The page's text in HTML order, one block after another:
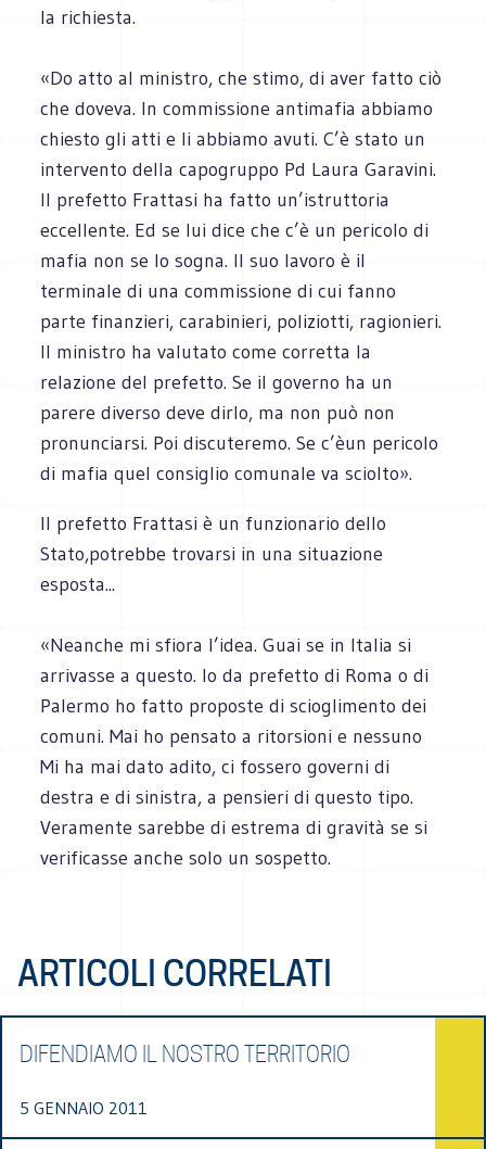
la richiesta.
«Do atto al ministro, che stimo, di aver fatto ciò
che doveva. In commissione antimafia abbiamo
chiesto gli atti e li abbiamo avuti. C’è stato un
intervento della capogruppo Pd Laura Garavini.
Il prefetto Frattasi ha fatto un’istruttoria
eccellente. Ed se lui dice che c’è un pericolo di
mafia non se lo sogna. Il suo lavoro è il
terminale di una commissione di cui fanno
parte finanzieri, carabinieri, poliziotti, ragionieri.
Il ministro ha valutato come corretta la
relazione del prefetto. Se il governo ha un
parere diverso deve dirlo, ma non può non
pronunciarsi. Poi discuteremo. Se c’èun pericolo
di mafia quel consiglio comunale va sciolto».
Il prefetto Frattasi è un funzionario dello
Stato,potrebbe trovarsi in una situazione
esposta...
«Neanche mi sfiora l’idea. Guai se in Italia si
arrivasse a questo. Io da prefetto di Roma o di
Palermo ho fatto proposte di scioglimento dei
comuni. Mai ho pensato a ritorsioni e nessuno
Mi ha mai dato adito, ci fossero governi di
destra e di sinistra, a pensieri di questo tipo.
Veramente sarebbe di estrema di gravità se si
verificasse anche solo un sospetto.
ARTICOLI CORRELATI
DIFENDIAMO IL NOSTRO TERRITORIO
5 GENNAIO 2011